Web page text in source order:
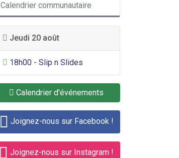
Calendrier communautaire
Jeudi 20 août
Divertissement général
18h00 - Slip n Slides
Calendrier d'événements
Joignez-nous sur Facebook !
Joignez-nous sur Instagram !